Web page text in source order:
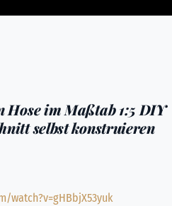
Hose im Maßtab 1:5 DIY
selbst konstruieren
watch?v=gHBbjX53yuk